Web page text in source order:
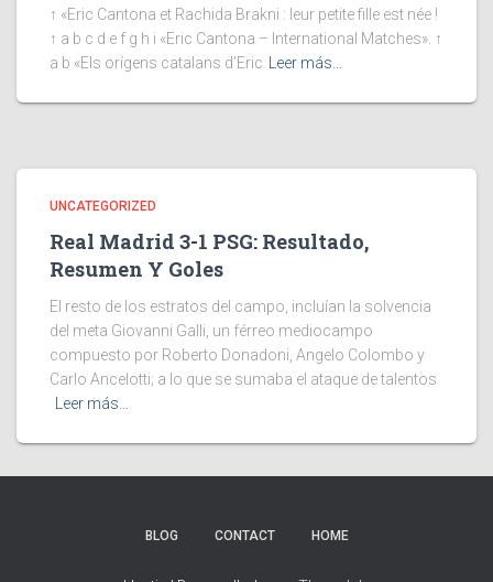
↑ «Eric Cantona et Rachida Brakni : leur petite fille est née !
↑ a b c d e f g h i «Eric Cantona – International Matches». ↑
a b «Els orígens catalans d’Eric
Leer más…
UNCATEGORIZED
Real Madrid 3-1 PSG: Resultado,
Resumen Y Goles
El resto de los estratos del campo, incluían la solvencia
del meta Giovanni Galli, un férreo mediocampo
compuesto por Roberto Donadoni, Angelo Colombo y
Carlo Ancelotti; a lo que se sumaba el ataque de talentos
Leer más…
BLOG CONTACT HOME